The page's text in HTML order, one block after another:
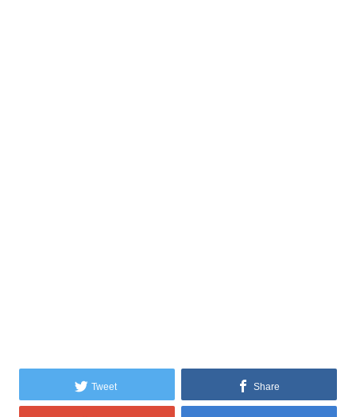
Tweet Share